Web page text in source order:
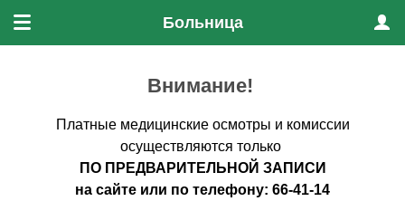
Меню
Больница
Внимание!
Платные медицинские осмотры и комиссии
осуществляются только
ПО ПРЕДВАРИТЕЛЬНОЙ ЗАПИСИ
на сайте или по телефону: 66-41-14